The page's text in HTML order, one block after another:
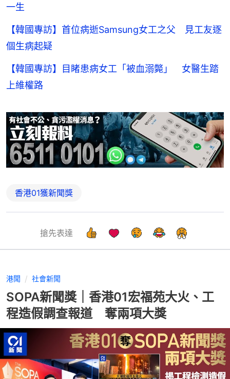
一生
【韓國專訪】首位病逝Samsung女工之父 見工友逐
個生病起疑
【韓國專訪】目睹患病女工「被血溺斃」 女醫生踏
上維權路
香港01獲新聞獎
搶先表達
港聞 社會新聞
SOPA新聞獎｜香港01宏福苑大火、工
程造假調查報道 奪兩項大獎